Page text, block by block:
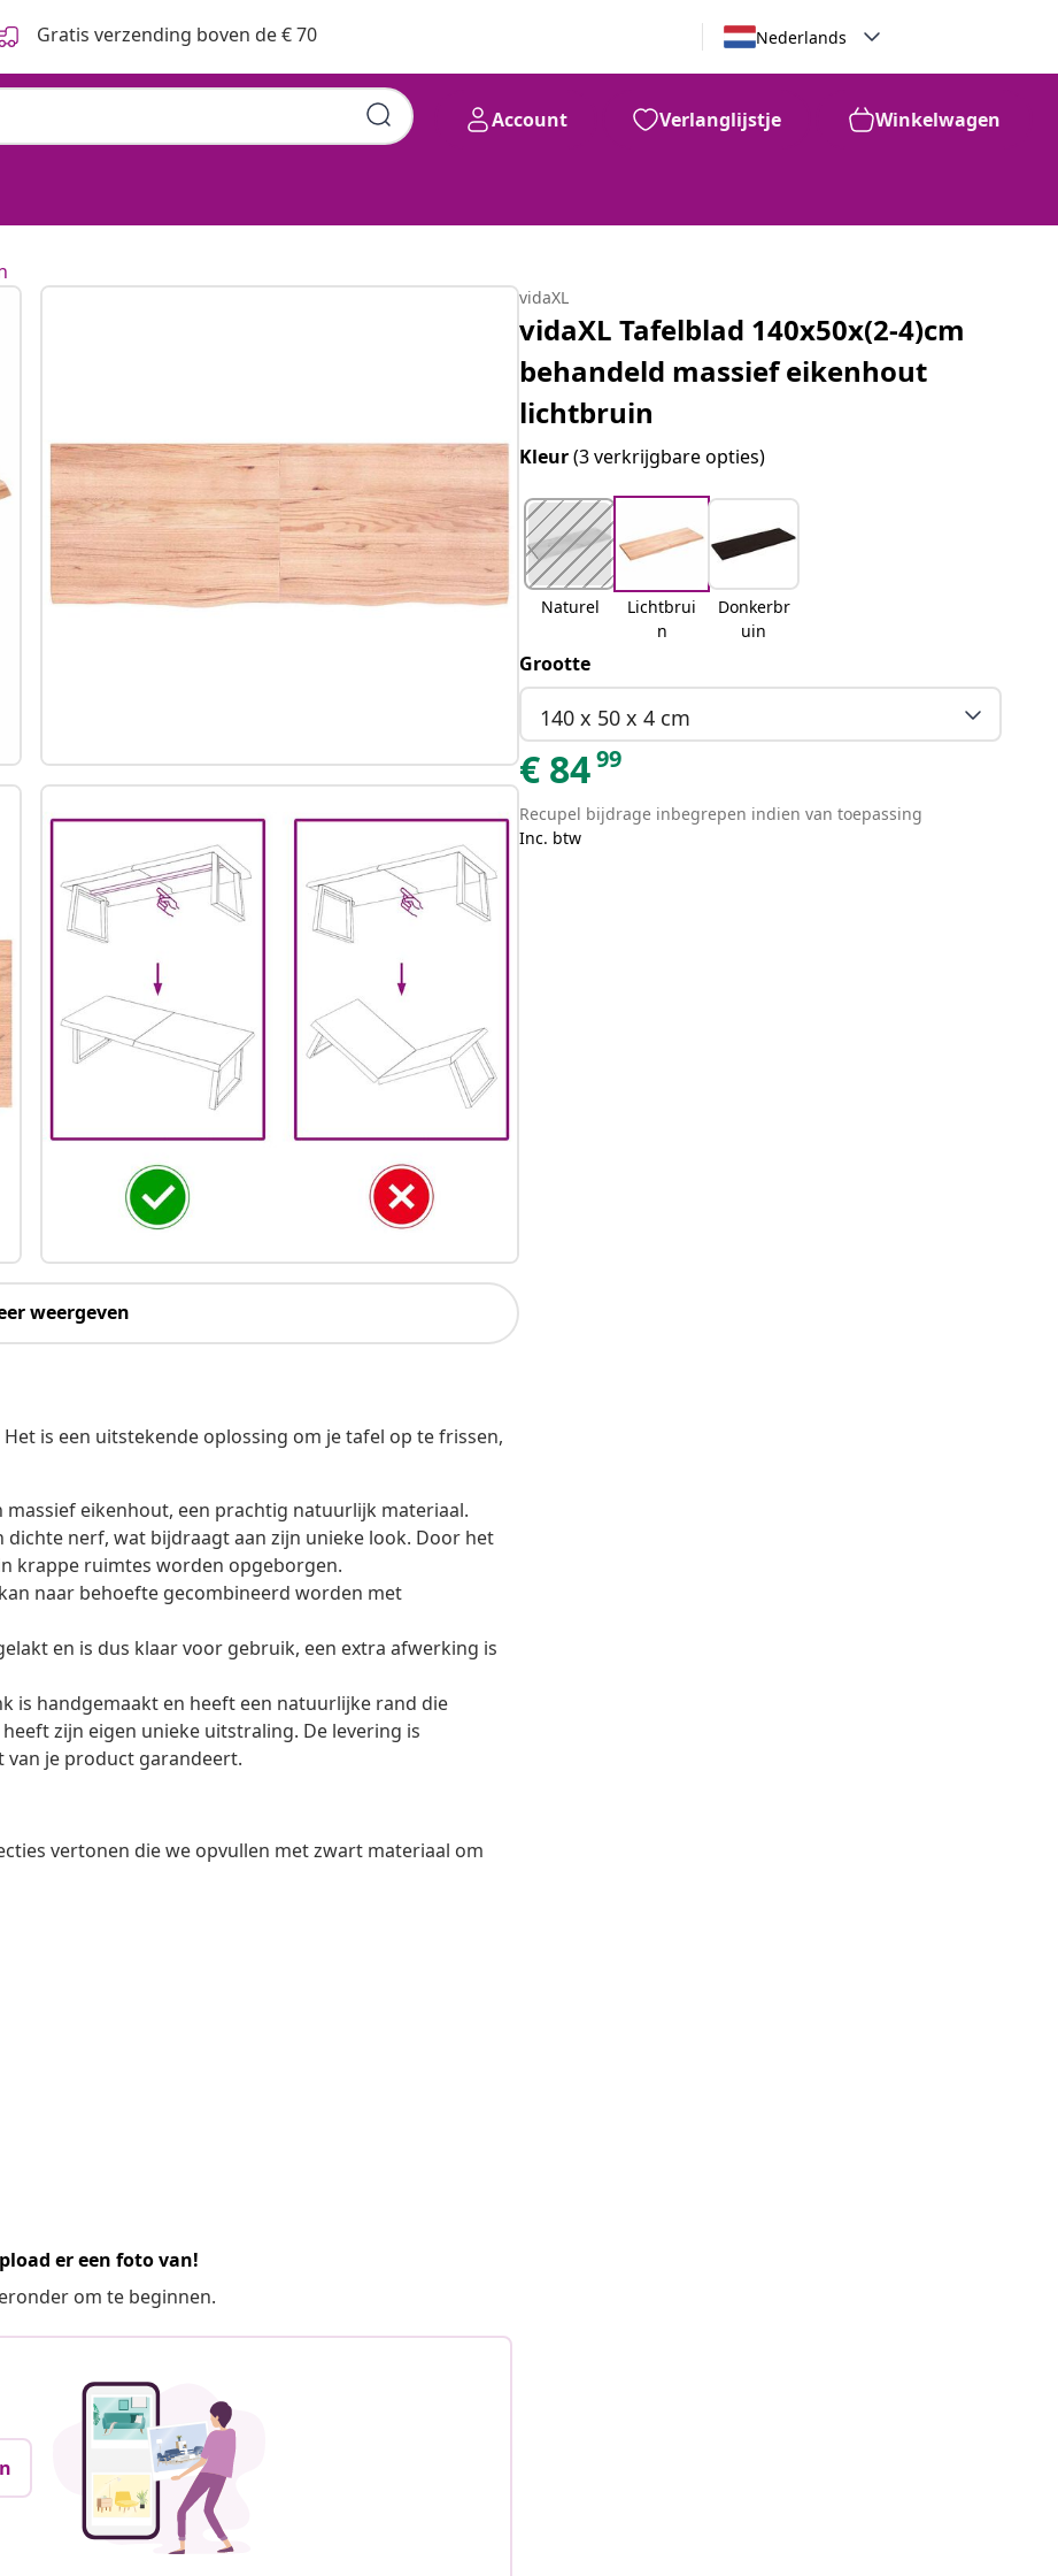
Gratis verzending boven de € 70 Nederlands
Account Verlanglijstje Winkelwagen
weergeven
is een uitstekende oplossing om je tafel op te frissen,
eikenhout, een prachtig natuurlijk materiaal.
nerf, wat bijdraagt aan zijn unieke look. Door het
krappe ruimtes worden opgeborgen.
naar behoefte gecombineerd worden met
en is dus klaar voor gebruik, een extra afwerking is
is handgemaakt en heeft een natuurlijke rand die
zijn eigen unieke uitstraling. De levering is
je product garandeert.
vertonen die we opvullen met zwart materiaal om
er een foto van!
om te beginnen.
vidaXL
vidaXL Tafelblad 140x50x(2-4)cm
behandeld massief eikenhout
lichtbruin
Kleur(3 verkrijgbare opties)
Naturel
Lichtbrui
n
Donkerbr
uin
Grootte
140 x 50 x 4 cm
€ 8499
Recupel bijdrage inbegrepen indien van toepassing
Inc. btw